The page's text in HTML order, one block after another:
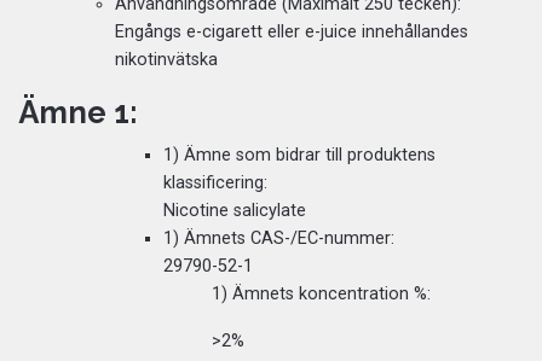
Engångs e-cigarett eller e-juice innehållandes
nikotinvätska
Ämne 1:
1) Ämne som bidrar till produktens
klassificering:
Nicotine salicylate
1) Ämnets CAS-/EC-nummer:
29790-52-1
1) Ämnets koncentration %:
>2%